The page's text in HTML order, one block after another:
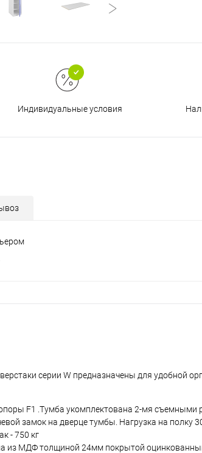
Индивидуальные условия
серии W предназначены для удобной
F1 .Тумба укомплектована 2-мя
замок на дверце тумбы. Нагрузка на полку 30
- 750 кг
из МДФ толщиной 24мм покрытой